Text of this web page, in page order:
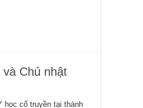
Chủ nhật
học cổ truyền tại thành